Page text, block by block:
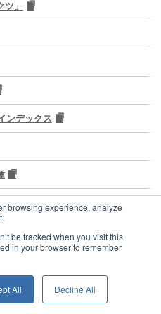
browsing experience, analyze
be tracked when you visit this
in your browser to remember
All Decline All
」
ンデックス
© SANYO DENKI CO., LTD.